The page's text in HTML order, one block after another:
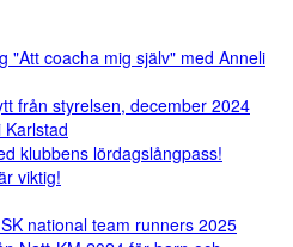
"Att coacha mig själv" med Anneli
från styrelsen, december 2024
klubbens lördagslångpass!
viktig!
national team runners 2025